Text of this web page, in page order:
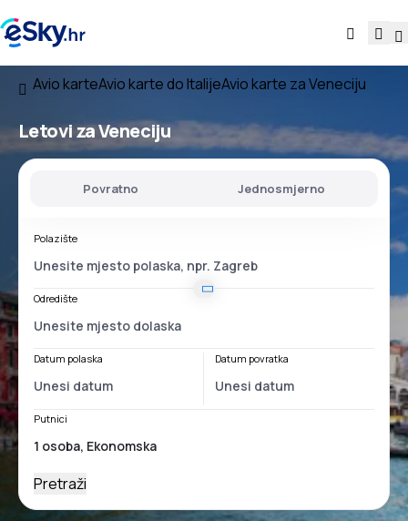
Avio karteAvio karte do ItalijeAvio karte za Veneciju
Letovi za Veneciju
Povratno Jednosmjerno
Polazište
Odredište
Datum polaska Datum povratka
Putnici
Pretraži